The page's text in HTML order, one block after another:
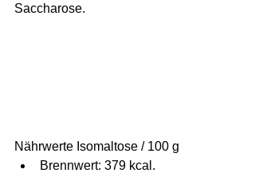
Saccharose.
Nährwerte Isomaltose / 100 g
Brennwert: 379 kcal.